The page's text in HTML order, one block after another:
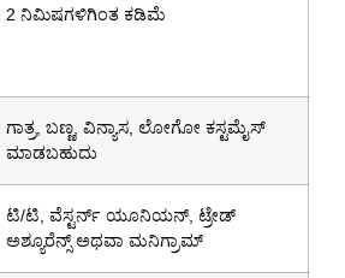
2 ನಿಮಿಷಗಳಿಗಿಂತ ಕಡಿಮೆ
ಗಾತ್ರ, ಬಣ್ಣ, ವಿನ್ಯಾಸ, ಲೋಗೋ ಕಸ್ಟಮೈಸ್
ಮಾಡಬಹುದು
ಟಿ/ಟಿ, ವೆಸ್ಟರ್ನ್ ಯೂನಿಯನ್, ಟ್ರೇಡ್
ಅಶ್ಯೂರೆನ್ಸ್ ಅಥವಾ ಮನಿಗ್ರಾಮ್